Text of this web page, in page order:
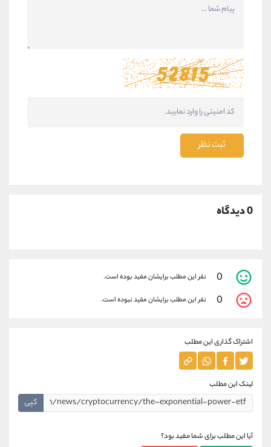
ثبت نظر
0 دیدگاه
0 نفر این مطلب برایشان مفید بوده است.
0 نفر این مطلب برایشان مفید نبوده است.
اشتراک گذاری این مطلب
لینک این مطلب
کپی
آیا این مطلب برای شما مفید بود؟